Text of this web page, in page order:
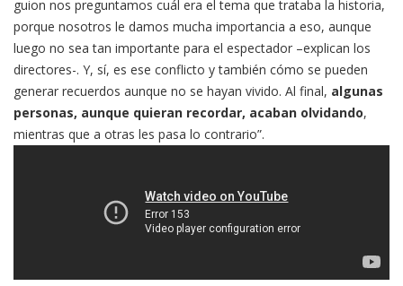
guion nos preguntamos cuál era el tema que trataba la historia,
porque nosotros le damos mucha importancia a eso, aunque
luego no sea tan importante para el espectador –explican los
directores-. Y, sí, es ese conflicto y también cómo se pueden
generar recuerdos aunque no se hayan vivido. Al final, algunas
personas, aunque quieran recordar, acaban olvidando,
mientras que a otras les pasa lo contrario”.